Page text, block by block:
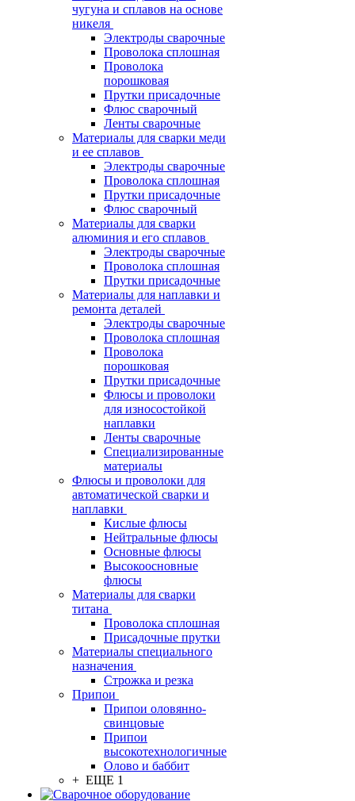
чугуна и сплавов на основе
никеля
Электроды сварочные
Проволока сплошная
Проволока
порошковая
Прутки присадочные
Флюс сварочный
Ленты сварочные
Материалы для сварки меди
и ее сплавов
Электроды сварочные
Проволока сплошная
Прутки присадочные
Флюс сварочный
Материалы для сварки
алюминия и его сплавов
Электроды сварочные
Проволока сплошная
Прутки присадочные
Материалы для наплавки и
ремонта деталей
Электроды сварочные
Проволока сплошная
Проволока
порошковая
Прутки присадочные
Флюсы и проволоки
для износостойкой
наплавки
Ленты сварочные
Специализированные
материалы
Флюсы и проволоки для
автоматической сварки и
наплавки
Кислые флюсы
Нейтральные флюсы
Основные флюсы
Высокоосновные
флюсы
Материалы для сварки
титана
Проволока сплошная
Присадочные прутки
Материалы специального
назначения
Строжка и резка
Припои
Припои оловянно-
свинцовые
Припои
высокотехнологичные
Олово и баббит
+ ЕЩЕ 1